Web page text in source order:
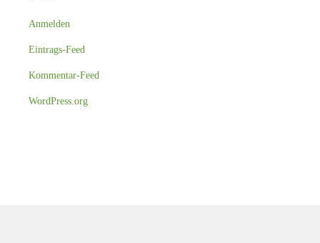
Anmelden
Eintrags-Feed
Kommentar-Feed
WordPress.org